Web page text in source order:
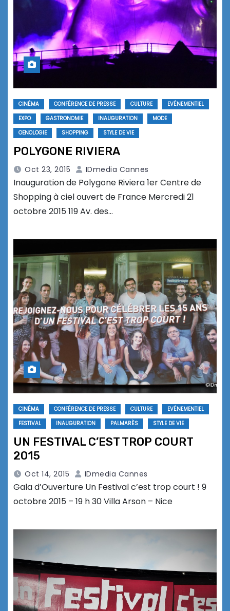
CINÉMA CONFÉRENCE DE PRESSE CULTURE
EVÉNEMENTIEL
EXPO
GASTRONOMIE INAUGURATION
MODE
OENOLOGIE
SHOPPING STYLE DE VIE
POLYGONE RIVIERA
Oct 23, 2015 IDmedia Cannes
Inauguration de Polygone Riviera 1er Centre de
Shopping à ciel ouvert de France Mercredi 21
octobre 2015 119 Av. des…
CINÉMA CONFÉRENCE DE PRESSE CULTURE
EVÉNEMENTIEL
FESTIVAL
INAUGURATION PALMARÈS STYLE DE VIE
UN FESTIVAL C’EST TROP COURT
2015
Oct 14, 2015 IDmedia Cannes
Gala d’Ouverture Un Festival c’est trop court ! 9
octobre 2015 – 19 h 30 Villa Arson – Nice